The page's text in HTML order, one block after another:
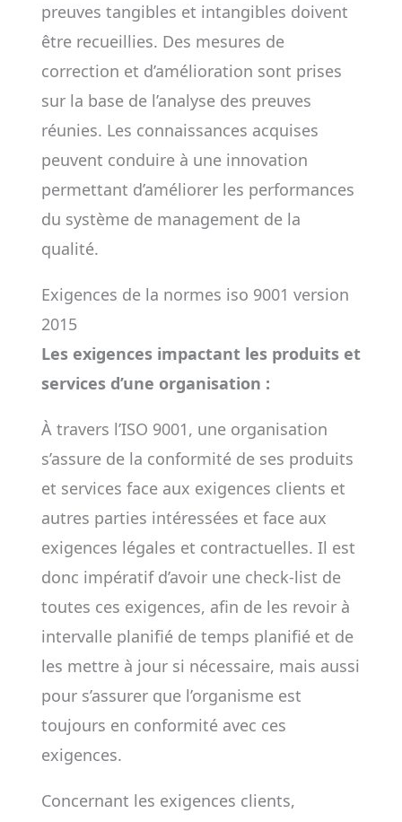
preuves tangibles et intangibles doivent
être recueillies. Des mesures de
correction et d’amélioration sont prises
sur la base de l’analyse des preuves
réunies. Les connaissances acquises
peuvent conduire à une innovation
permettant d’améliorer les performances
du système de management de la
qualité.
Exigences de la normes iso 9001 version
2015
Les exigences impactant les produits et
services d’une organisation :
À travers l’ISO 9001, une organisation
s’assure de la conformité de ses produits
et services face aux exigences clients et
autres parties intéressées et face aux
exigences légales et contractuelles. Il est
donc impératif d’avoir une check-list de
toutes ces exigences, afin de les revoir à
intervalle planifié de temps planifié et de
les mettre à jour si nécessaire, mais aussi
pour s’assurer que l’organisme est
toujours en conformité avec ces
exigences.
Concernant les exigences clients,